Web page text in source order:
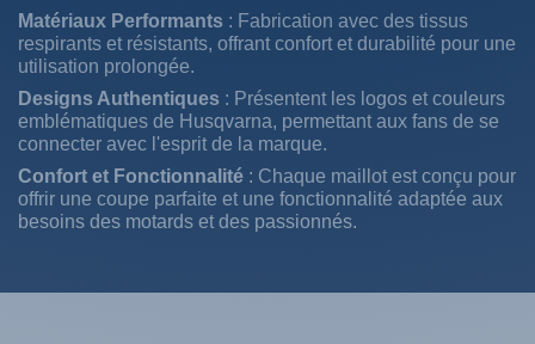
Matériaux Performants : Fabrication avec des tissus
respirants et résistants, offrant confort et durabilité pour une
utilisation prolongée.
Designs Authentiques : Présentent les logos et couleurs
emblématiques de Husqvarna, permettant aux fans de se
connecter avec l'esprit de la marque.
Confort et Fonctionnalité : Chaque maillot est conçu pour
offrir une coupe parfaite et une fonctionnalité adaptée aux
besoins des motards et des passionnés.